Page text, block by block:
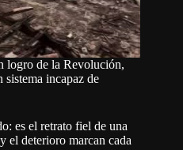
logro de la Revolución,
sistema incapaz de
es el retrato fiel de una
el deterioro marcan cada